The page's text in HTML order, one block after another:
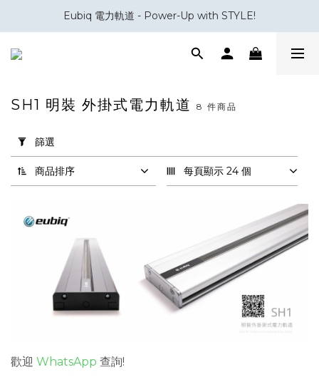
會員積分換領百佳 HK$50 購物禮券
Eubiq 電力軌道 - Power-Up with STYLE!
會員積分換領百佳 HK$50 購物禮券
用
篩
選
(0/20)
品
Eubiq
道
SH1 明裝 外掛式電力軌道 8 件商品
篩選
商品排序 每頁顯示 24 個
歡迎 WhatsApp 查詢!